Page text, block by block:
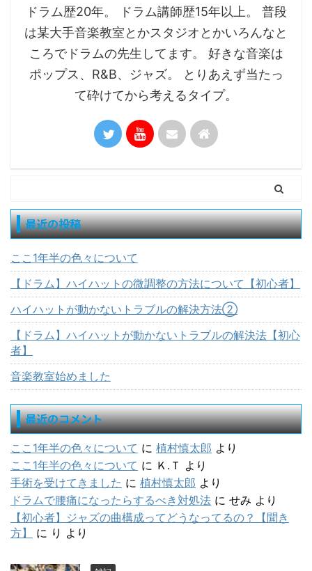
ドラム歴20年。 ドラム講師歴15年以上。 普段
は某大手音楽教室とかスタジオとかいろんなと
ころでドラムの先生してます。 好きな音楽は
ポップス、R&B、ジャズ。 とりあえず当たっ
て砕けてから考えるタイプ。
最近の投稿
ここ1年半の色々について
【ドラム】ハイハットの微調整の方法について【初心者】
ハイハットが動かないトラブルの解決方法②
【ドラム】ハイハットが動かないトラブルの解決法【初心
者】
音楽教室始めました
最近のコメント
ここ1年半の色々について に 植村慎太郎 より
ここ1年半の色々について に Ｋ.Ｔ より
手術を受けてきました に 植村慎太郎 より
ドラムで腰痛になったらするべき対処法 に せみ より
【初心者】ジャズの曲構成ってどうなってるの？【聞き
方】
に り より